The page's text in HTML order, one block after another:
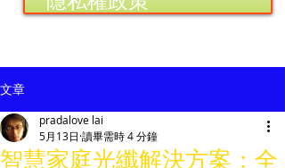
文章
智慧家庭光纖解決方案：全
pradalove lai
5月13日 讀畢需時 4 分鐘